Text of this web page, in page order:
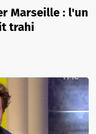
Marseille : l'un
trahi